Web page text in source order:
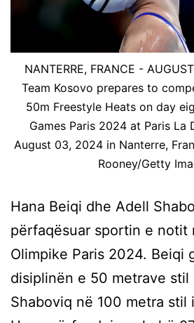
NANTERRE, FRANCE -
Team Kosovo prepares to
50m Freestyle Heats on day
Games Paris 2024 at Paris La
August 03, 2024 in Nanterre,
Rooney/Getty
Hana Beiqi dhe Adell
përfaqësuar sportin e notit
Olimpike Paris 2024. Beiqi
disiplinën e 50 metrave stil
Shaboviq në 100 metra stil